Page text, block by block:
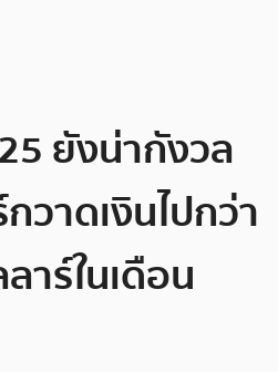
ยังน่ากังวล
วาดเงินไปกว่า
าร์ในเดือน